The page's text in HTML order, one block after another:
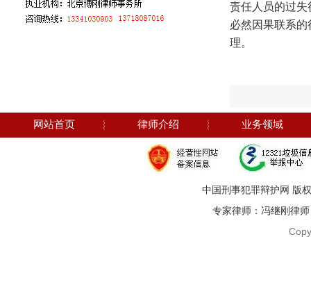
责任人员的过
必然因果联系
理。
网站首页 ︴ 律师介绍 ︴ 业务领域
中国刑事犯罪辩护网 版
专家律师：冯继刚律